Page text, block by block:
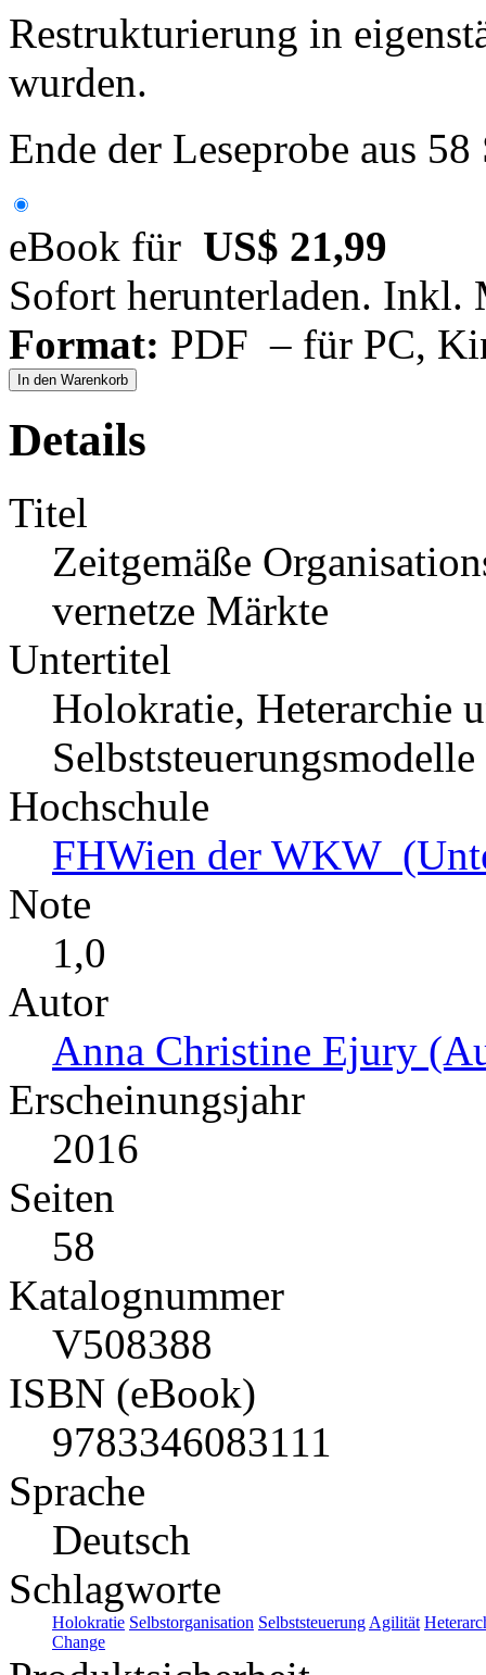
Restrukturierung in
wurden.
Ende der Leseprobe aus
eBook für US$ 21,99
Sofort herunterladen. Inkl.
Format: PDF – für PC,
In den Warenkorb
Details
Titel
Zeitgemäße
vernetze Märkte
Untertitel
Holokratie, Heterarchie
Selbststeuerungsmodelle
Hochschule
FHWien der WKW
Note
1,0
Autor
Anna Christine Ejury
Erscheinungsjahr
2016
Seiten
58
Katalognummer
V508388
ISBN (eBook)
9783346083111
Sprache
Deutsch
Schlagworte
Holokratie Selbstorganisation Selbststeuerung Agilität
Change